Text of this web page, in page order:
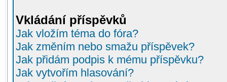
Vkládání příspěvků
Jak vložím téma do fóra?
Jak změním nebo smažu příspěvek?
Jak přidám podpis k mému příspěvku?
Jak vytvořím hlasování?